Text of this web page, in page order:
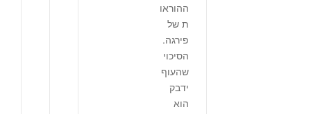
ההוראו
ת של
פירגה.
הסיכוי
שהעוף
ידבק
הוא